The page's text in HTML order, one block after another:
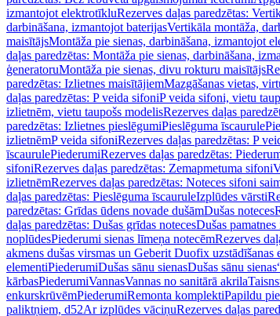
izmantojot elektrotīkluRezerves daļas paredzētas:
darbināšana, izmantojot baterijasVertikāla montāža,
maisītājsMontāža pie sienas, darbināšana, izmantojot
daļas paredzētas: Montāža pie sienas, darbināšana,
ģeneratoruMontāža pie sienas, divu rokturu maisītājs
paredzētas: Izlietnes maisītājiemMazgāšanas vietas,
daļas paredzētas: P veida sifoniP veida sifoni, vietu
izlietnēm, vietu taupošs modelisRezerves daļas
paredzētas: Izlietnes pieslēgumiPieslēguma īscaurule
izlietnēmP veida sifoniRezerves daļas paredzētas: P
īscaurulePiederumiRezerves daļas paredzētas:
sifoniRezerves daļas paredzētas: Zemapmetuma sifoni
izlietnēmRezerves daļas paredzētas: Noteces sifoni
daļas paredzētas: Pieslēguma īscauruleIzplūdes vārsti
paredzētas: Grīdas ūdens novade dušāmDušas noteces
daļas paredzētas: Dušas grīdas notecesDušas
noplūdesPiederumi sienas līmeņa notecēmRezerves
akmens dušas virsmas un Geberit Duofix uzstādīšanas
elementiPiederumiDušas sānu sienasDušas sānu sienas
kārbasPiederumiVannasVannas no sanitārā akrila
enkurskrūvēmPiederumiRemonta komplektiPapildu
paliktņiem, d52Ar izplūdes vāciņuRezerves daļas